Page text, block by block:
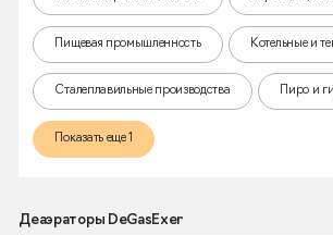
Пищевая промышленность Котельные и
Сталеплавильные производства Пиро и
Показать еще 1
Деаэраторы DeGasExer